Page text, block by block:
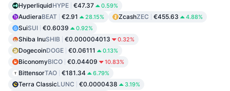
HyperliquidHYPE €47.37 0.59%
AudieraBEAT €2.91 28.15% ZcashZEC €455.63 4.88%
SuiSUI €0.6039 0.92%
Shiba InuSHIB €0.000004013 0.32%
DogecoinDOGE €0.06111 0.13%
BiconomyBICO €0.04409 10.83%
BittensorTAO €181.34 6.79%
Terra ClassicLUNC €0.0000438 3.19%